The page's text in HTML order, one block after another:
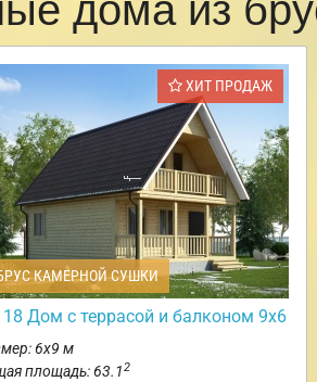
ХИТ ПРОДАЖ
КАМЕРНОЙ СУШКИ
Дом с террасой и балконом 9х6
6х9 м
площадь: 63.12